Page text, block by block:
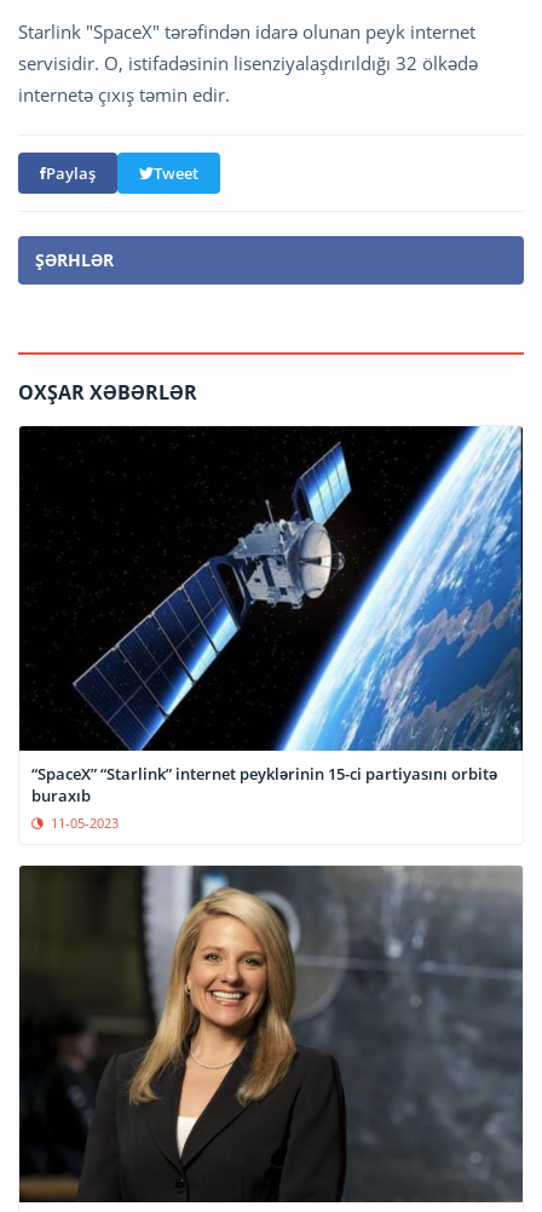
Starlink "SpaceX" tərəfindən idarə olunan peyk internet
servisidir. O, istifadəsinin lisenziyalaşdırıldığı 32 ölkədə
internetə çıxış təmin edir.
Paylaş Tweet
ŞƏRHLƏR
OXŞAR XƏBƏRLƏR
“SpaceX” “Starlink” internet peyklərinin 15-ci partiyasını orbitə
buraxıb
11-05-2023